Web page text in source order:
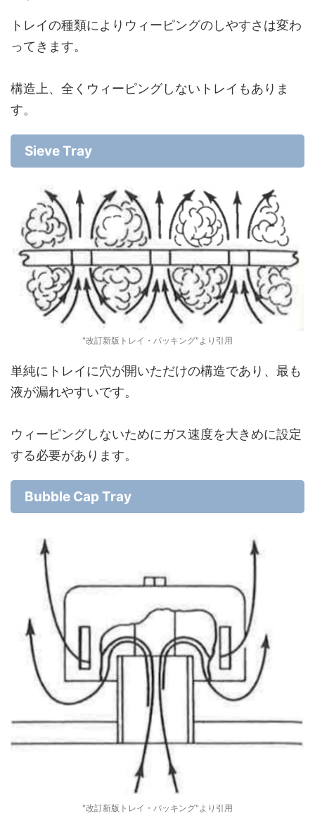
トレイの種類によりウィーピングのしやすさは変わ
ってきます。
構造上、全くウィーピングしないトレイもありま
す。
Sieve Tray
"改訂新版トレイ・パッキング"より引用
単純にトレイに穴が開いただけの構造であり、最も
液が漏れやすいです。
ウィーピングしないためにガス速度を大きめに設定
する必要があります。
Bubble Cap Tray
"改訂新版トレイ・パッキング"より引用